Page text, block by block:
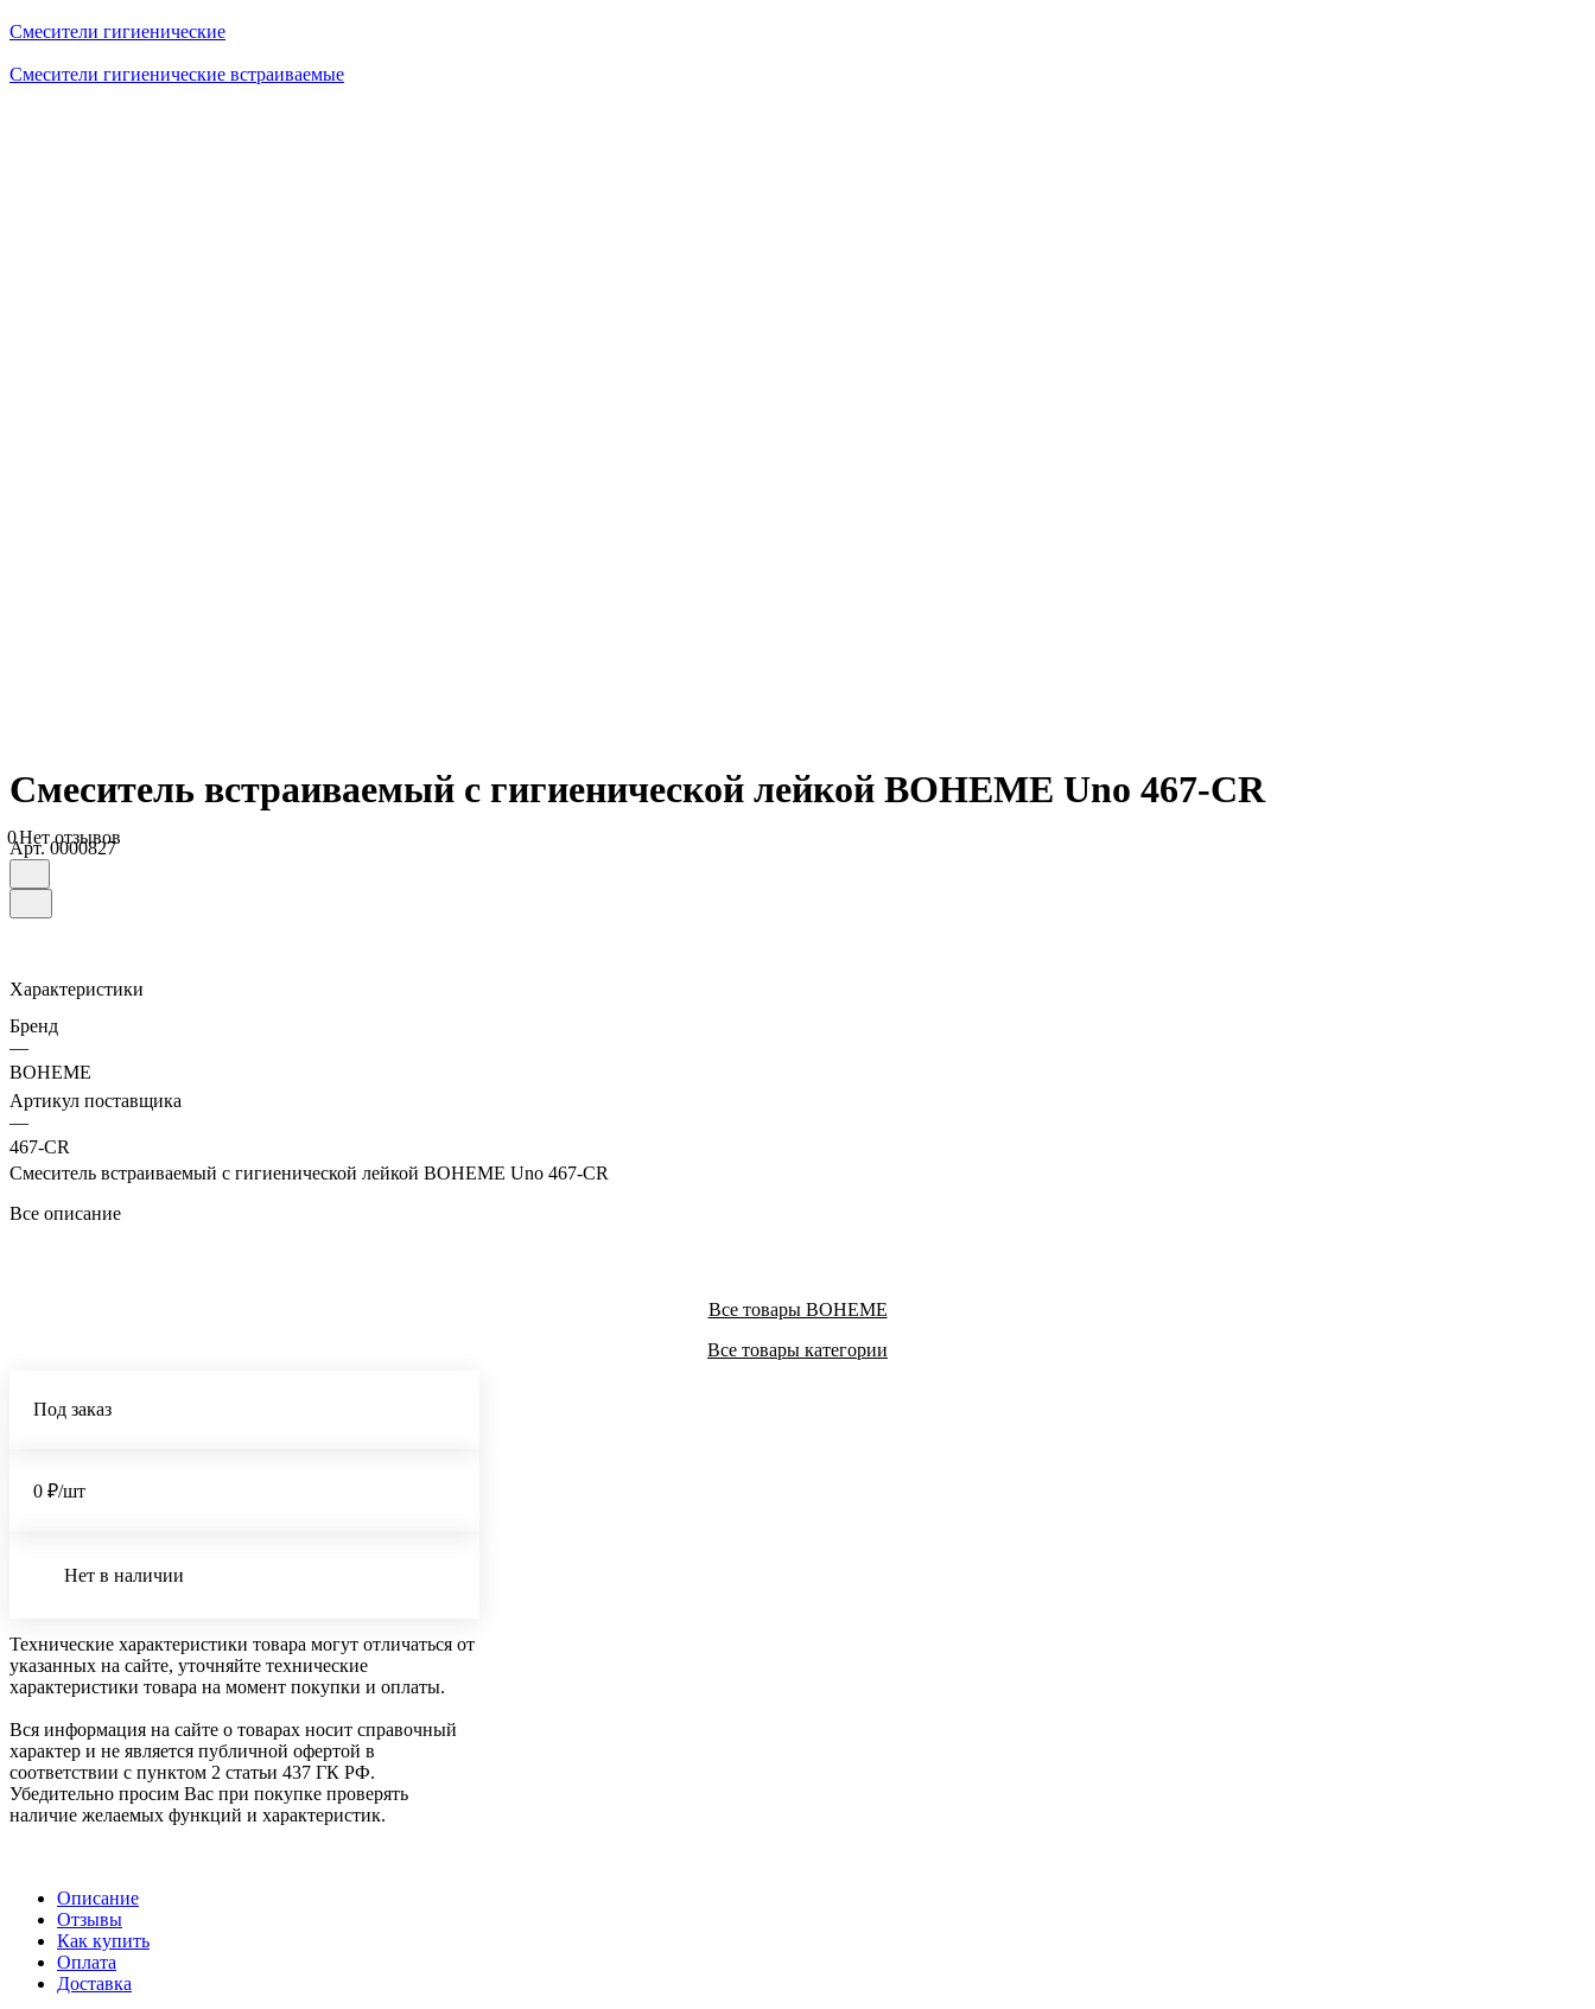
Смесители гигиенические
Смесители гигиенические встраиваемые
Смеситель встраиваемый с гигиенической лейкой BOHEME Uno 467-CR
0Нет отзывов
Арт.0000827
Характеристики
Бренд
—
BOHEME
Артикул поставщика
—
467-CR
Смеситель встраиваемый с гигиенической лейкой BOHEME Uno 467-CR
Все описание
Все товары BOHEME
Все товары категории
Под заказ
0 ₽/шт
Нет в наличии
Технические характеристики товара могут отличаться от
указанных на сайте, уточняйте технические
характеристики товара на момент покупки и оплаты.
Вся информация на сайте о товарах носит справочный
характер и не является публичной офертой в
соответствии с пунктом 2 статьи 437 ГК РФ.
Убедительно просим Вас при покупке проверять
наличие желаемых функций и характеристик.
Описание
Отзывы
Как купить
Оплата
Доставка